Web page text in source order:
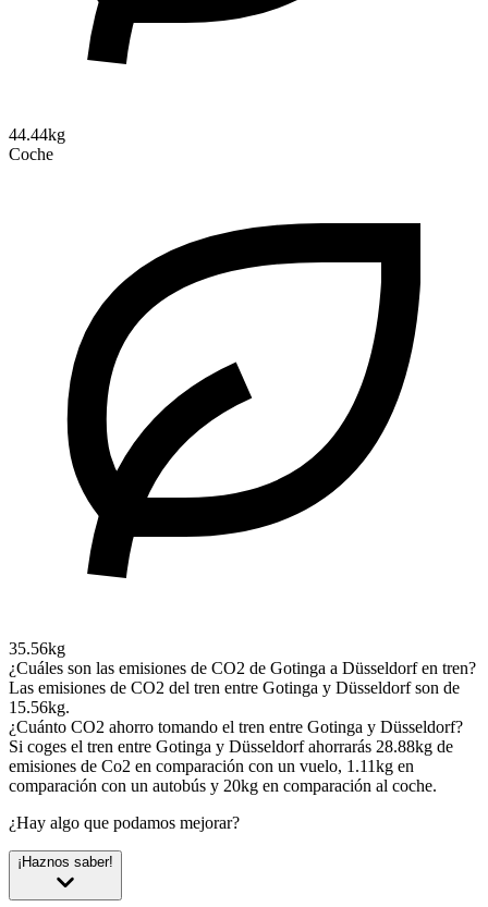
44.44kg
Coche
35.56kg
¿Cuáles son las emisiones de CO2 de Gotinga a Düsseldorf en tren?
Las emisiones de CO2 del tren entre Gotinga y Düsseldorf son de
15.56kg.
¿Cuánto CO2 ahorro tomando el tren entre Gotinga y Düsseldorf?
Si coges el tren entre Gotinga y Düsseldorf ahorrarás 28.88kg de
emisiones de Co2 en comparación con un vuelo, 1.11kg en
comparación con un autobús y 20kg en comparación al coche.
¿Hay algo que podamos mejorar?
¡Haznos saber!